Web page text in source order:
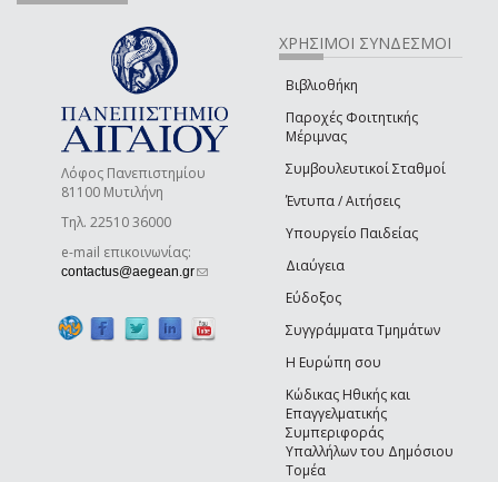
Λόφος Πανεπιστημίου
81100 Μυτιλήνη
Τηλ. 22510 36000
e-mail επικοινωνίας:
contactus@aegean.gr(link sends e-mail)
ΧΡΗΣΙΜΟΙ ΣΥΝΔΕΣΜΟΙ
Βιβλιοθήκη
Παροχές Φοιτητικής
Μέριμνας
Συμβουλευτικοί Σταθμοί
Έντυπα / Αιτήσεις
Υπουργείο Παιδείας
Διαύγεια
Εύδοξος
Συγγράμματα Τμημάτων
Η Ευρώπη σου
Κώδικας Ηθικής και
Επαγγελματικής
Συμπεριφοράς
Υπαλλήλων του Δημόσιου
Τομέα